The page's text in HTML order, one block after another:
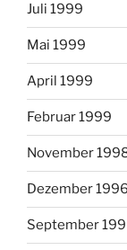
Juli 1999
Mai 1999
April 1999
Februar 1999
November
Dezember 1996
September